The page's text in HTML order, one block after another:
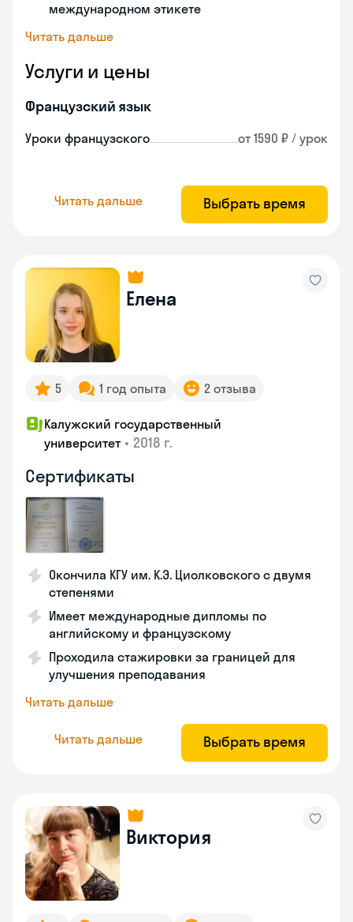
международном этикете
Читать дальше
Услуги и цены
Французский язык
Уроки французского от 1590 ₽ / урок
Читать дальше Выбрать время
Елена
5 1 год опыта 2 отзыва
Калужский государственный
университет • 2018 г.
Сертификаты
Окончила КГУ им. К.Э. Циолковского с двумя
степенями
Имеет международные дипломы по
английскому и французскому
Проходила стажировки за границей для
улучшения преподавания
Читать дальше
Читать дальше Выбрать время
Виктория